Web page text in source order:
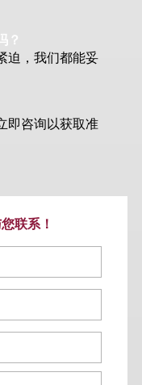
？
迫，我们都能妥
即咨询以获取准
联系！